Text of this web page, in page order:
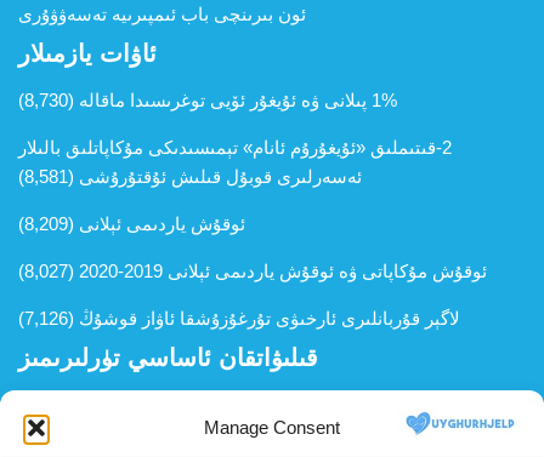
Manage Consent
ئون بىرىنچى باب ئىمپىرىيە تەسەۋۋۇرى
ئاۋات يازمىلار
1% پىلانى ۋە ئۇيغۇر ئۆيى توغرىسىدا ماقالە (8,730)
2-قىتىملىق «ئ‍ۇيغۇرۇم ئانام» تېمىسىدىكى مۇكاپاتلىق بالىلار
ئەسەرلىرى قوبۇل قىلىش ئۇقتۇرۇشى (8,581)
ئوقۇش ياردىمى ئېلانى (8,209)
ئوقۇش مۇكاپاتى ۋە ئوقۇش ياردىمى ئېلانى 2019-2020 (8,027)
لاگېر قۇربانلىرى ئارخىۋى تۇرغۇزۇشقا ئاۋاز قوشۇڭ (7,126)
قىلىۋاتقان ئاساسي تۈرلىرىمىز
موھتاجلار ۋە يېتىملار ياردىمى